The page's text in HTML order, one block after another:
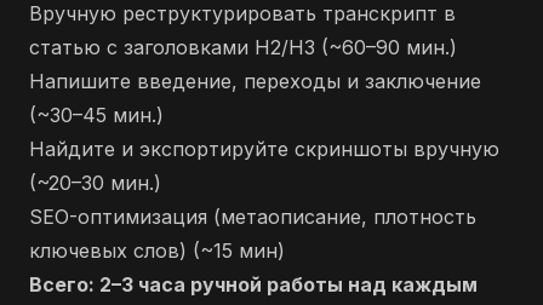
Вручную реструктурировать транскрипт в
статью с заголовками H2/H3 (~60–90 мин.)
Напишите введение, переходы и заключение
(~30–45 мин.)
Найдите и экспортируйте скриншоты вручную
(~20–30 мин.)
SEO-оптимизация (метаописание, плотность
ключевых слов) (~15 мин)
Всего: 2–3 часа ручной работы над каждым